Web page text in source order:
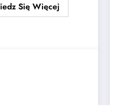
Się Więcej